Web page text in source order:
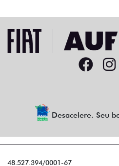
Desacelere. Seu
48.527.394/0001-67